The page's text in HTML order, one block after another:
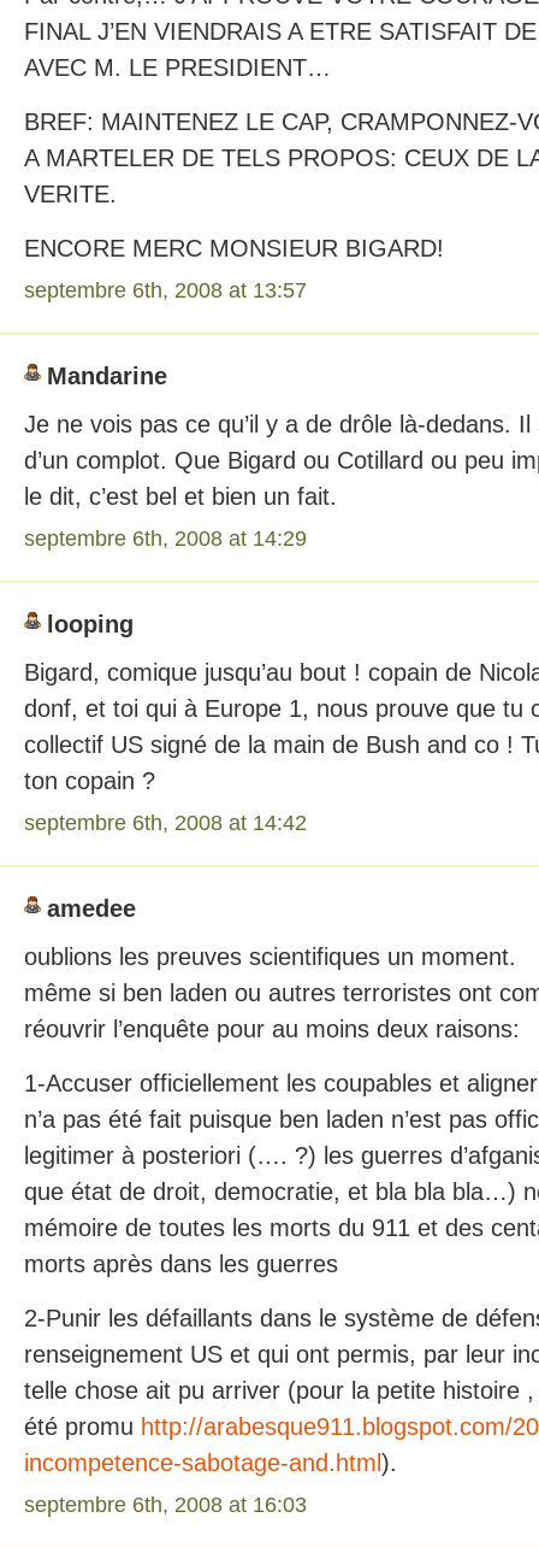
FINAL J’EN VIENDRAIS A ETRE SATISFAIT
AVEC M. LE PRESIDIENT…
BREF: MAINTENEZ LE CAP, CRAMPONNEZ-
A MARTELER DE TELS PROPOS: CEUX DE
VERITE.
ENCORE MERC MONSIEUR BIGARD!
septembre 6th, 2008 at 13:57
Mandarine
Je ne vois pas ce qu’il y a de drôle là-dedans. Il
d’un complot. Que Bigard ou Cotillard ou peu
le dit, c’est bel et bien un fait.
septembre 6th, 2008 at 14:29
looping
Bigard, comique jusqu’au bout ! copain de
donf, et toi qui à Europe 1, nous prouve que tu
collectif US signé de la main de Bush and co !
ton copain ?
septembre 6th, 2008 at 14:42
amedee
oublions les preuves scientifiques un moment.
même si ben laden ou autres terroristes ont
réouvrir l’enquête pour au moins deux raisons:
1-Accuser officiellement les coupables et
n’a pas été fait puisque ben laden n’est pas
legitimer à posteriori (…. ?) les guerres
que état de droit, democratie, et bla bla bla…)
mémoire de toutes les morts du 911 et des
morts après dans les guerres
2-Punir les défaillants dans le système de
renseignement US et qui ont permis, par leur
telle chose ait pu arriver (pour la petite histoire ,
été promu http://arabesque911.blogspot.com/
incompetence-sabotage-and.html ).
septembre 6th, 2008 at 16:03